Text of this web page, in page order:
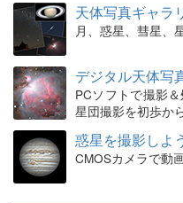
天体写真ギャラ
月、惑星、彗星、
デジタル天体写
PCソフトで撮影
星団撮影を初歩か
惑星を撮影しよ
CMOSカメラで動